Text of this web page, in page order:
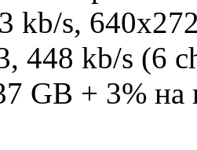
kb/s,
448 kb/s (6
GB + 3% на